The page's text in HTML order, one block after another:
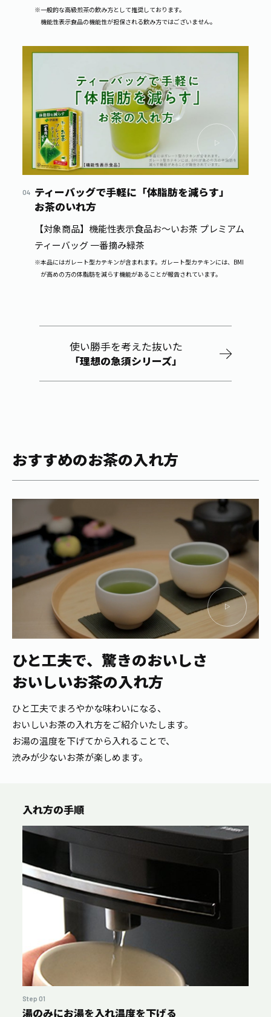
※一般的な高級煎茶の飲み方として推奨しております。
機能性表示食品の機能性が担保される飲み方ではございません。
ティーバッグで手軽に「体脂肪を減らす」
お茶のいれ方
【対象商品】機能性表示食品お～いお茶 プレミアム
ティーバッグ 一番摘み緑茶
※本品にはガレート型カテキンが含まれます。ガレート型カテキンには、BMI
が高めの方の体脂肪を減らす機能があることが報告されています。
使い勝手を考えた抜いた
「理想の急須シリーズ」
おすすめのお茶の入れ方
ひと工夫で、驚きのおいしさ
おいしいお茶の入れ方
ひと工夫でまろやかな味わいになる、
おいしいお茶の入れ方をご紹介いたします。
お湯の温度を下げてから入れることで、
渋みが少ないお茶が楽しめます。
入れ方の手順
Step 01
湯のみにお湯を入れ温度を下げる